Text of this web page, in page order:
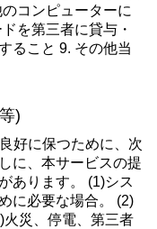
コンピューターに
を第三者に貸与・
ること 9. その他当
)
好に保つために、次
に、本サービスの提
あります。 (1)シス
に必要な場合。 (2)
火災、停電、第三者